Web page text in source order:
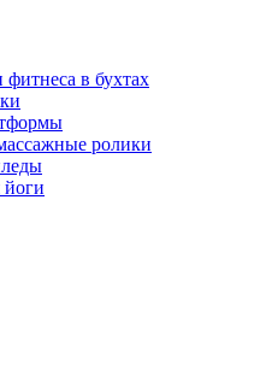
в бухтах
ролики
йоги